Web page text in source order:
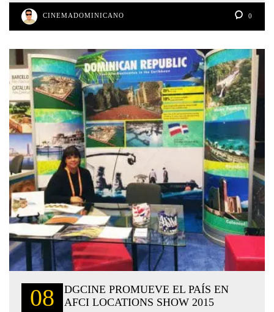
CINEMADOMINICANO 0
08
DGCINE PROMUEVE EL PAÍS EN
AFCI LOCATIONS SHOW 2015